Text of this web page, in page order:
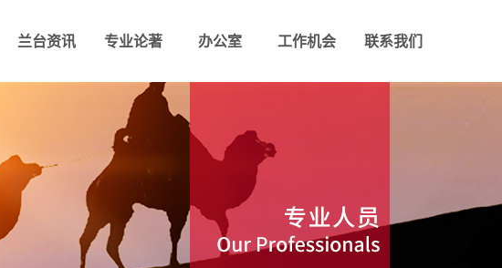
兰台资讯 专业论著 办公室 工作机会 联系我们